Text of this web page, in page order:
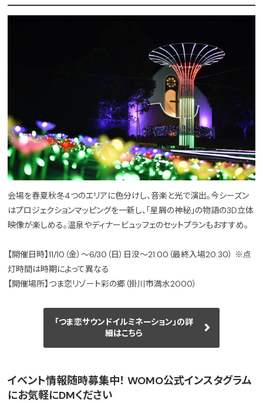
会場を春夏秋冬4つのエリアに色分けし、音楽と光で演出。今シーズン
はプロジェクションマッピングを一新し、「星屑の神秘」の物語の3D立体
映像が楽しめる。温泉やディナービュッフェのセットプランもおすすめ。
【開催日時】11/10（金）～6/30（日）日没～21:00（最終入場20:30） ※点
灯時間は時期によって異なる
【開催場所】つま恋リゾート彩の郷（掛川市満水2000）
「つま恋サウンドイルミネーション」の詳
細はこちら
イベント情報随時募集中！ WOMO公式インスタグラム
にお気軽にDMください